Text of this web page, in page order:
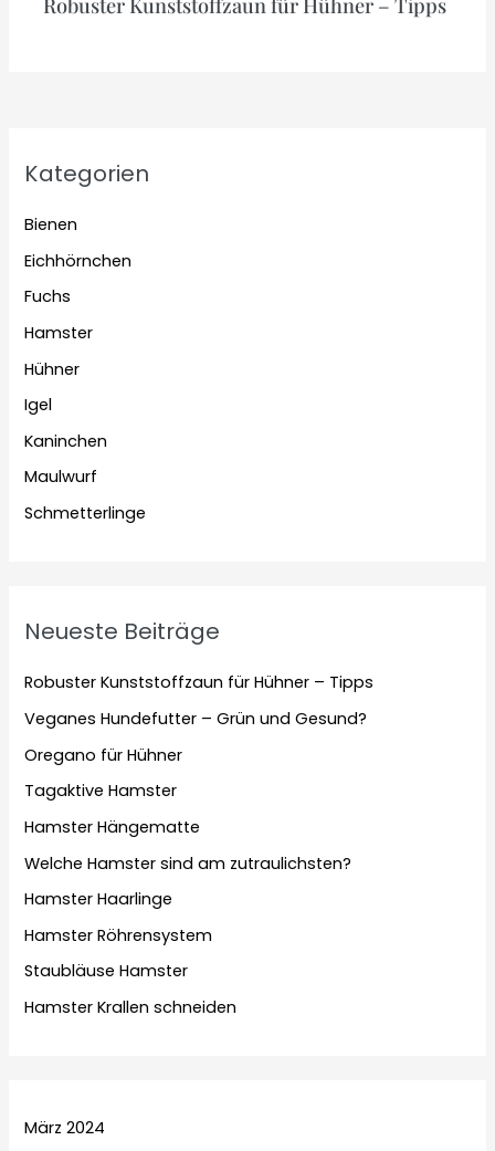
Kategorien
Bienen
Eichhörnchen
Fuchs
Hamster
Hühner
Igel
Kaninchen
Maulwurf
Schmetterlinge
Neueste Beiträge
Robuster Kunststoffzaun für Hühner – Tipps
Veganes Hundefutter – Grün und Gesund?
Oregano für Hühner
Tagaktive Hamster
Hamster Hängematte
Welche Hamster sind am zutraulichsten?
Hamster Haarlinge
Hamster Röhrensystem
Staubläuse Hamster
Hamster Krallen schneiden
März 2024